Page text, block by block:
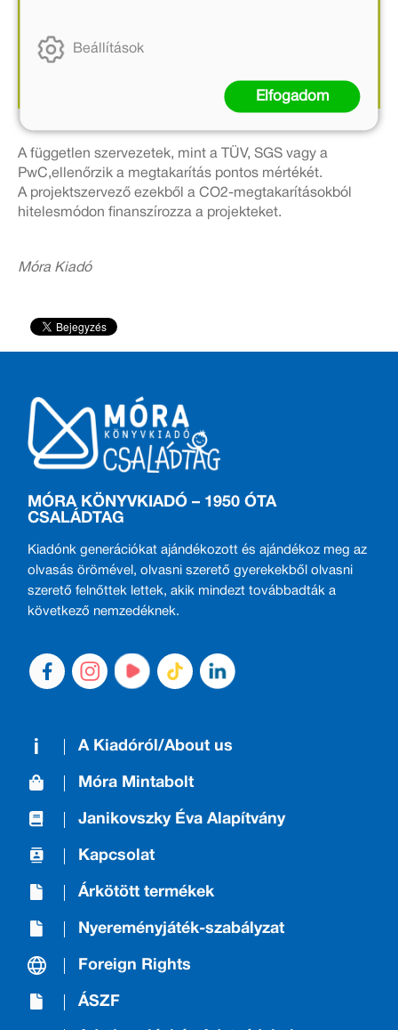
A klímavédelmi projektek az erdők és a megújuló
energiaforrások telepítésével jelentős mértékben
A független szervezetek, mint a TÜV, SGS vagy a
PwC,ellenőrzik a megtakarítás pontos mértékét.
A projektszervező ezekből a CO2-megtakarításokból
hitelesmódon finanszírozza a projekteket.
Móra Kiadó
MÓRA KÖNYVKIADÓ – 1950 ÓTA
CSALÁDTAG
Kiadónk generációkat ajándékozott és ajándékoz meg az
olvasás örömével, olvasni szerető gyerekekből olvasni
szerető felnőttek lettek, akik mindezt továbbadták a
következő nemzedéknek.
A Kiadóról/About us
Móra Mintabolt
Janikovszky Éva Alapítvány
Kapcsolat
Árkötött termékek
Nyereményjáték-szabályzat
Foreign Rights
ÁSZF
Beállítások
Elfogadom